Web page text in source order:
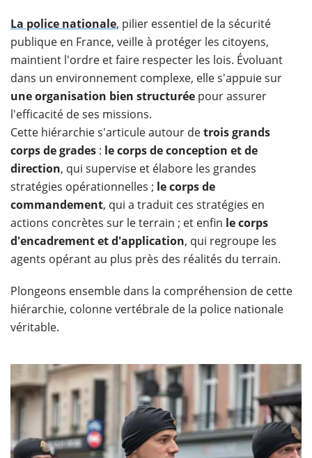
La police nationale, pilier essentiel de la sécurité
publique en France, veille à protéger les citoyens,
maintient l'ordre et faire respecter les lois. Évoluant
dans un environnement complexe, elle s'appuie sur
une organisation bien structurée pour assurer
l'efficacité de ses missions.
Cette hiérarchie s'articule autour detrois grands
corps de grades : le corps de conception et de
direction, qui supervise et élabore les grandes
stratégies opérationnelles ; le corps de
commandement, qui a traduit ces stratégies en
actions concrètes sur le terrain ; et enfin le corps
d'encadrement et d'application, qui regroupe les
agents opérant au plus près des réalités du terrain.
Plongeons ensemble dans la compréhension de cette
hiérarchie, colonne vertébrale de la police nationale
véritable.